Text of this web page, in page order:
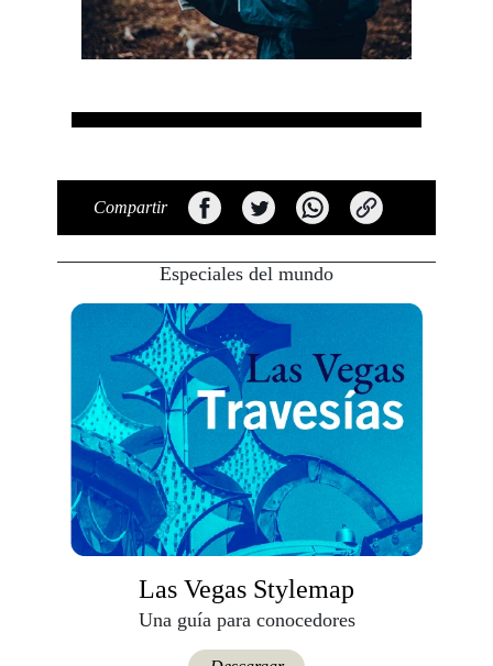
Compartir
Especiales del mundo
Las Vegas Stylemap
Una guía para conocedores